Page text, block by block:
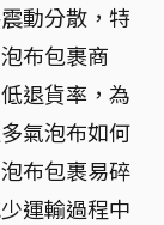
動分散，特
布包裹商
退貨率，為
氣泡布如何
布包裹易碎
運輸過程中